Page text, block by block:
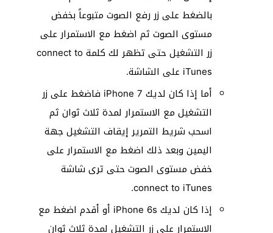
بالضغط على زر رفع الصوت متبوعاً بخفض
مستوى الصوت ثم اضغط مع الاستمرار على
زر التشغيل حتى تظهر لك كلمة connect to
iTunes على الشاشة.
أما إذا كان لديك iPhone 7 فاضغط على زر
التشغيل مع الاستمرار لمدة ثلاث ثوان ثم
اسحب شريط التمرير إيقاف التشغيل جهة
اليمين وبعد ذلك اضغط مع الاستمرار على
خفض مستوى الصوت حتى ترى شاشة
connect to iTunes.
إذا كان لديك iPhone 6s أو أقدم اضغط مع
الاستمرار على زر التشغيل لمدة ثلاث ثوانٍ